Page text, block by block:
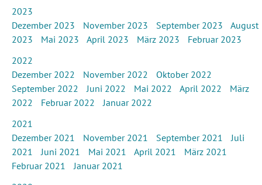
2023
Dezember 2023
November 2023 September 2023
August
2023
Mai 2023 April 2023 März 2023
Februar 2023
2022
Dezember 2022
November 2022
Oktober 2022
September 2022
Juni 2022 Mai 2022 April 2022
März
2022
Februar 2022
Januar 2022
2021
Dezember 2021
November 2021 September 2021
Juli
2021
Juni 2021 Mai 2021 April 2021
März 2021
Februar 2021
Januar 2021